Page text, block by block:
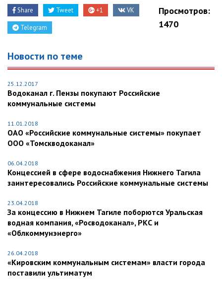
Share Tweet +1 VK
Telegram
Просмотров:
1470
Новости по теме
25.12.2017
Водоканал г. Пензы покупают Российские
коммунальные системы
11.01.2018
ОАО «Российские коммунальные системы» покупает
ООО «Томскводоканал»
06.04.2018
Концессией в сфере водоснабжения Нижнего Тагила
заинтересовались Российские коммунальные системы
23.04.2018
За концессию в Нижнем Тагиле поборются Уральская
водная компания, «Росводоканал», РКС и
«Облкоммунэнерго»
26.04.2018
«Кировским коммунальным системам» власти города
поставили ультиматум